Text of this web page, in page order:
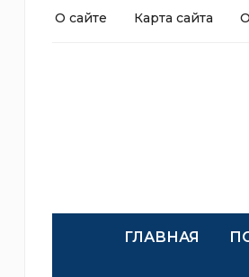
О сайте Карта сайта
ГЛАВНАЯ